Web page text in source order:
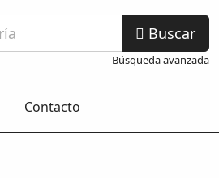
Buscar
Búsqueda avanzada
Contacto